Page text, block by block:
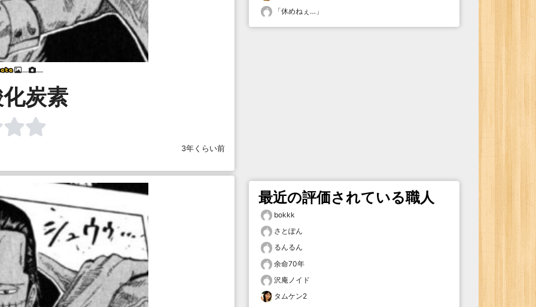
炭素
3年くらい前
「休めねぇ… 」
最近の評価されている職人
bokkk
さとぽん
るんるん
余命70年
沢庵ノイド
タムケン2